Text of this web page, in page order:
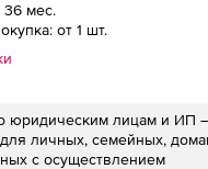
36 мес.
от 1 шт.
юридическим лицам и ИП
личных, семейных,
с осуществлением